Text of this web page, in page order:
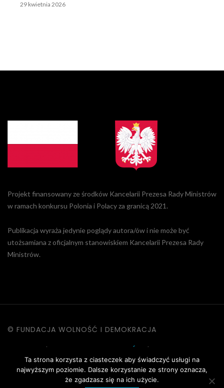
29 kwietnia 2026
Projekt finansowany ze środków Kancelarii Prezesa Rady Ministrów
w ramach konkursu Polonia i Polacy za granicą 2021.
Publikacja wyraża jedynie poglądy autora/ów i nie może być
utożsamiana z oficjalnym stanowiskiem Kancelarii Prezesa Rady
Ministrów.
© FUNDACJA WOLNOŚĆ I DEMOKRACJA
| POLITYKA PRYWATNOŚCI |
REGULAMIN STRONY
Ta strona korzysta z ciasteczek aby świadczyć usługi na
najwyższym poziomie. Dalsze korzystanie ze strony oznacza,
że zgadzasz się na ich użycie.